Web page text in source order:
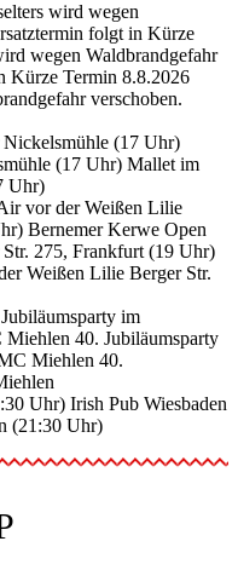
wird wegen
folgt in Kürze
wegen Waldbrandgefahr
Kürze Termin 8.8.2026
verschoben.
(17 Uhr)
(17 Uhr) Mallet im
Uhr)
vor der Weißen Lilie
Bernemer Kerwe Open
275, Frankfurt (19 Uhr)
Weißen Lilie Berger Str.
im
Miehlen 40. Jubiläumsparty
Miehlen 40.
Uhr) Irish Pub Wiesbaden
(21:30 Uhr)